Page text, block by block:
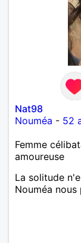
Nat98
Nouméa - 52
Femme
amoureuse
La solitude
Nouméa